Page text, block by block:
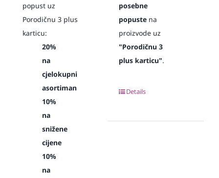
popust uz
Porodičnu 3 plus
karticu:
20%
na
cjelokupni
asortiman
10%
na
snižene
cijene
10%
na
posebne
popuste na
proizvode uz
"Porodičnu 3
plus karticu".
Details